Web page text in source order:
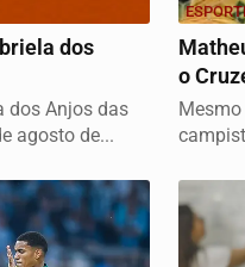
dos
dos Anjos das
agosto de...
o